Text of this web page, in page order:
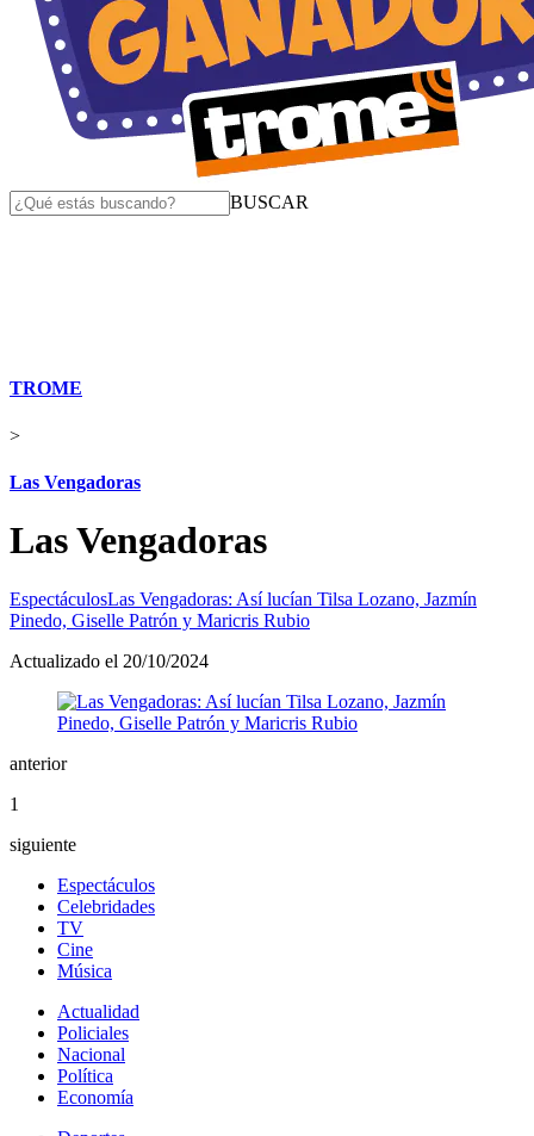
BUSCAR
TROME
>
Las Vengadoras
Las Vengadoras
EspectáculosLas Vengadoras: Así lucían Tilsa Lozano, Jazmín
Pinedo, Giselle Patrón y Maricris Rubio
Actualizado el 20/10/2024
anterior
1
siguiente
Espectáculos
Celebridades
TV
Cine
Música
Actualidad
Policiales
Nacional
Política
Economía